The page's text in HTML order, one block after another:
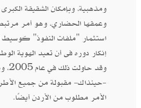
ومذهبية، وبإمكان الشقيقة
وعمقها الحضاري، وهو أمر
استثمار "ملفات النفوذ"
إنكار دوره فى أن تعيد الهوية
وقد
-حينذاك- مقبولة من جميع
الأمر مطلوب من الأردن أيضًا.